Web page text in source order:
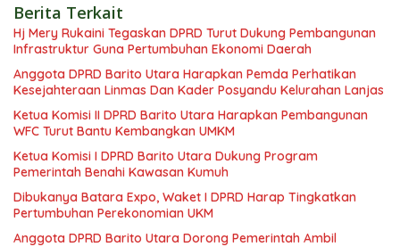
Berita Terkait
Hj Mery Rukaini Tegaskan DPRD Turut Dukung Pembangunan
Infrastruktur Guna Pertumbuhan Ekonomi Daerah
Anggota DPRD Barito Utara Harapkan Pemda Perhatikan
Kesejahteraan Linmas Dan Kader Posyandu Kelurahan Lanjas
Ketua Komisi II DPRD Barito Utara Harapkan Pembangunan
WFC Turut Bantu Kembangkan UMKM
Ketua Komisi I DPRD Barito Utara Dukung Program
Pemerintah Benahi Kawasan Kumuh
Dibukanya Batara Expo, Waket I DPRD Harap Tingkatkan
Pertumbuhan Perekonomian UKM
Anggota DPRD Barito Utara Dorong Pemerintah Ambil